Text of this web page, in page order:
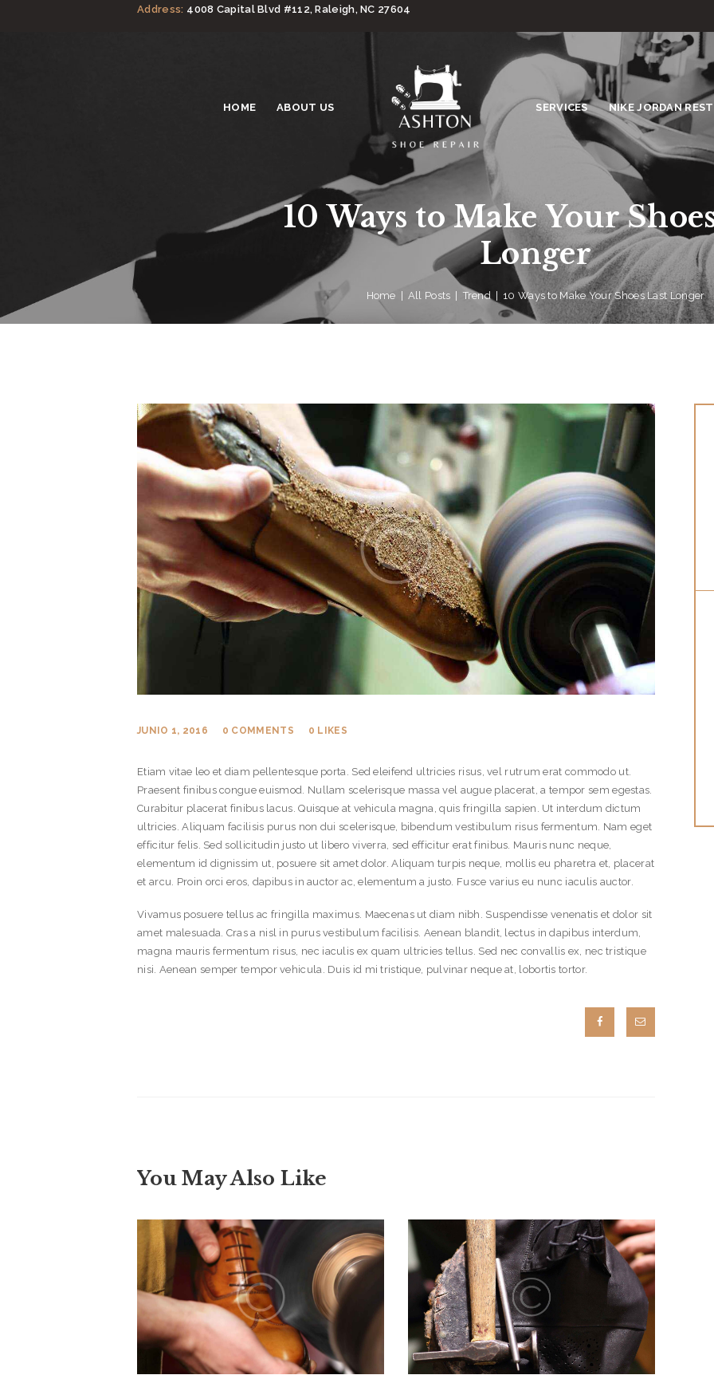
Address: 4008 Capital Blvd #112, Raleigh, NC 27604
HOME ABOUT US SERVICES NIKE JORDAN
10 Ways to Make Your
Longer
Home All Posts Trend 10 Ways to Make Your Shoes Last Longer
NIKE JORDAN
JUNIO 1, 2016 0 COMMENTS 0 LIKES
Etiam vitae leo et diam pellentesque porta. Sed eleifend ultricies risus, vel rutrum erat commodo ut.
Praesent finibus congue euismod. Nullam scelerisque massa vel augue placerat, a tempor sem egestas.
Curabitur placerat finibus lacus. Quisque at vehicula magna, quis fringilla sapien. Ut interdum dictum
ultricies. Aliquam facilisis purus non dui scelerisque, bibendum vestibulum risus fermentum. Nam eget
efficitur felis. Sed sollicitudin justo ut libero viverra, sed efficitur erat finibus. Mauris nunc neque,
elementum id dignissim ut, posuere sit amet dolor. Aliquam turpis neque, mollis eu pharetra et, placerat
et arcu. Proin orci eros, dapibus in auctor ac, elementum a justo. Fusce varius eu nunc iaculis auctor.
Vivamus posuere tellus ac fringilla maximus. Maecenas ut diam nibh. Suspendisse venenatis et dolor sit
amet malesuada. Cras a nisl in purus vestibulum facilisis. Aenean blandit, lectus in dapibus interdum,
magna mauris fermentum risus, nec iaculis ex quam ultricies tellus. Sed nec convallis ex, nec tristique
nisi. Aenean semper tempor vehicula. Duis id mi tristique, pulvinar neque at, lobortis tortor.
You May Also Like